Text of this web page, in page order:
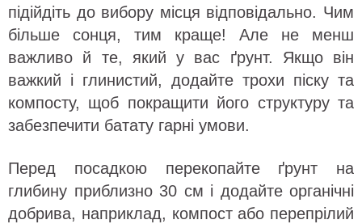
підійдіть до вибору місця відповідально. Чим
більше сонця, тим краще! Але не менш
важливо й те, який у вас ґрунт. Якщо він
важкий і глинистий, додайте трохи піску та
компосту, щоб покращити його структуру та
забезпечити батату гарні умови.
Перед посадкою перекопайте ґрунт на
глибину приблизно 30 см і додайте органічні
добрива, наприклад, компост або перепрілий